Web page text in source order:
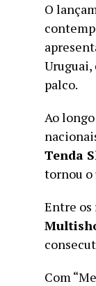
O
Uruguai,
palco.
Ao
Tenda
tornou o
Entre os
Com